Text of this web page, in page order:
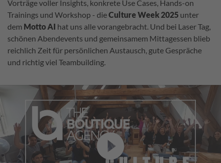
Vorträge voller Insights, konkrete Use Cases, Hands-on
Trainings und Workshop - dieCulture Week 2025 unter
dem Motto AI hat uns alle vorangebracht. Und bei Laser Tag,
schönen Abendevents und gemeinsamem Mittagessen blieb
reichlich Zeit für persönlichen Austausch, gute Gespräche
und richtig viel Teambuilding.